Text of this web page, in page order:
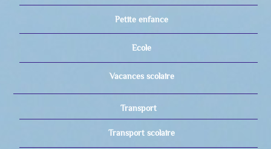
Petite enfance
Ecole
Vacances scolaire
Transport
Transport scolaire